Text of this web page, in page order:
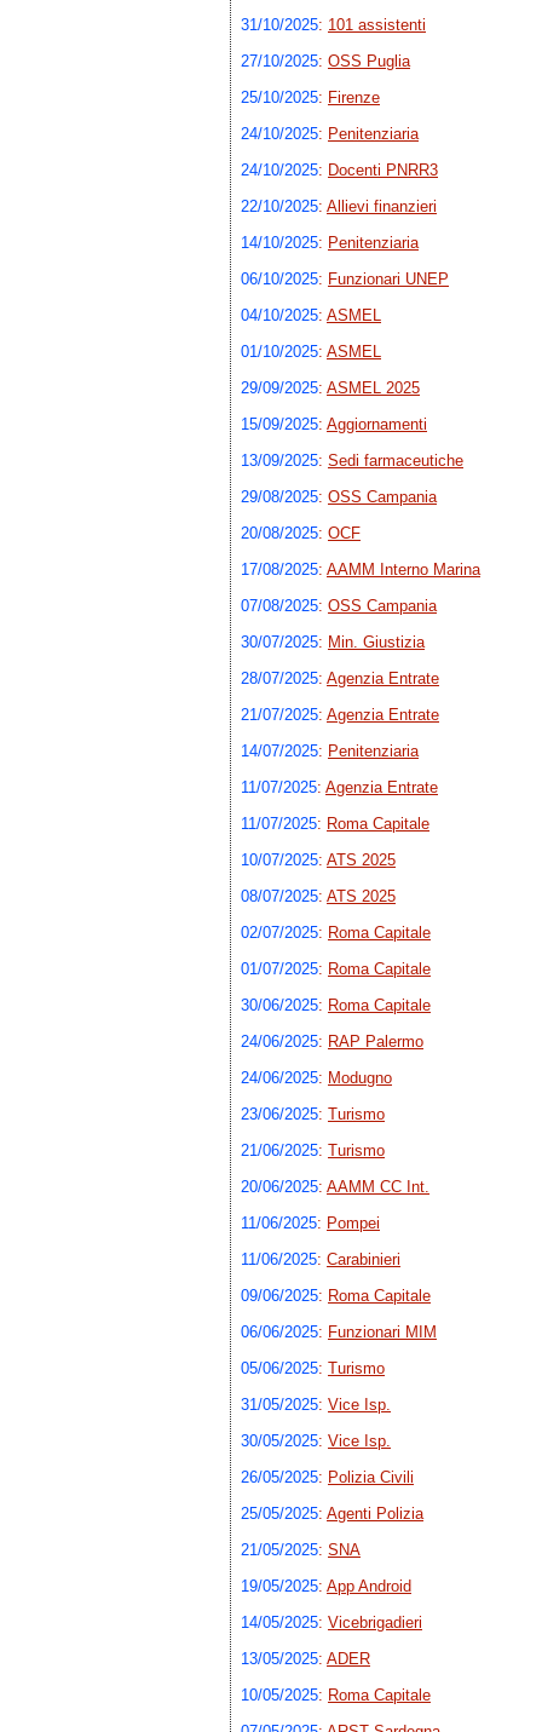
31/10/2025: 101 assistenti
27/10/2025: OSS Puglia
25/10/2025: Firenze
24/10/2025: Penitenziaria
24/10/2025: Docenti PNRR3
22/10/2025: Allievi finanzieri
14/10/2025: Penitenziaria
06/10/2025: Funzionari UNEP
04/10/2025: ASMEL
01/10/2025: ASMEL
29/09/2025: ASMEL 2025
15/09/2025: Aggiornamenti
13/09/2025: Sedi farmaceutiche
29/08/2025: OSS Campania
20/08/2025: OCF
17/08/2025: AAMM Interno Marina
07/08/2025: OSS Campania
30/07/2025: Min. Giustizia
28/07/2025: Agenzia Entrate
21/07/2025: Agenzia Entrate
14/07/2025: Penitenziaria
11/07/2025: Agenzia Entrate
11/07/2025: Roma Capitale
10/07/2025: ATS 2025
08/07/2025: ATS 2025
02/07/2025: Roma Capitale
01/07/2025: Roma Capitale
30/06/2025: Roma Capitale
24/06/2025: RAP Palermo
24/06/2025: Modugno
23/06/2025: Turismo
21/06/2025: Turismo
20/06/2025: AAMM CC Int.
11/06/2025: Pompei
11/06/2025: Carabinieri
09/06/2025: Roma Capitale
06/06/2025: Funzionari MIM
05/06/2025: Turismo
31/05/2025: Vice Isp.
30/05/2025: Vice Isp.
26/05/2025: Polizia Civili
25/05/2025: Agenti Polizia
21/05/2025: SNA
19/05/2025: App Android
14/05/2025: Vicebrigadieri
13/05/2025: ADER
10/05/2025: Roma Capitale